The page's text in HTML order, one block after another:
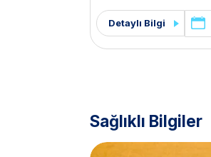
Detaylı Bilgi
Sağlıklı Bilgiler